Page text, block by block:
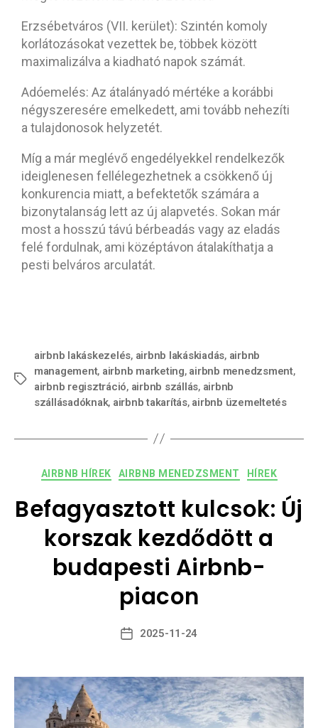
Erzsébetváros (VII. kerület): Szintén komoly
korlátozásokat vezettek be, többek között
maximalizálva a kiadható napok számát.
Adóemelés: Az átalányadó mértéke a korábbi
négyszeresére emelkedett, ami tovább nehezíti
a tulajdonosok helyzetét.
Míg a már meglévő engedélyekkel rendelkezők
ideiglenesen fellélegezhetnek a csökkenő új
konkurencia miatt, a befektetők számára a
bizonytalanság lett az új alapvetés. Sokan már
most a hosszú távú bérbeadás vagy az eladás
felé fordulnak, ami középtávon átalakíthatja a
pesti belváros arculatát.
airbnb lakáskezelés, airbnb lakáskiadás, airbnb
management, airbnb marketing,airbnb menedzsment,
airbnb regisztráció, airbnb szállás, airbnb
szállásadóknak, airbnb takarítás,airbnb üzemeltetés
AIRBNB HÍREK AIRBNB MENEDZSMENT HÍREK
Befagyasztott kulcsok: Új
korszak kezdődött a
budapesti Airbnb-
piacon
2025-11-24